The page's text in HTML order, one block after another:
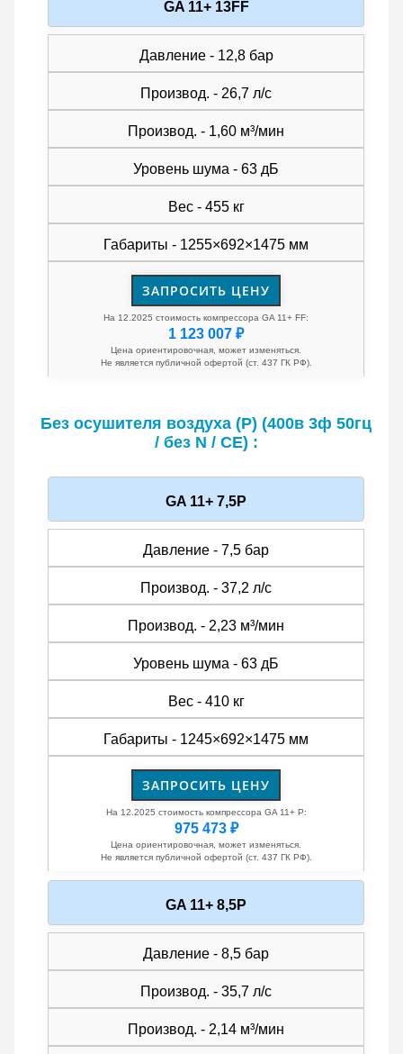
GA 11+ 13FF
Давление - 12,8 бар
Производ. - 26,7 л/с
Производ. - 1,60 м³/мин
Уровень шума - 63 дБ
Вес - 455 кг
Габариты - 1255×692×1475 мм
ЗАПРОСИТЬ ЦЕНУ
На 12.2025 стоимость компрессора GA 11+ FF:
1 123 007 ₽
Цена ориентировочная, может изменяться.
Не является публичной офертой (ст. 437 ГК РФ).
Без осушителя воздуха (P) (400в 3ф 50гц
/ без N / CE) :
GA 11+ 7,5P
Давление - 7,5 бар
Производ. - 37,2 л/с
Производ. - 2,23 м³/мин
Уровень шума - 63 дБ
Вес - 410 кг
Габариты - 1245×692×1475 мм
ЗАПРОСИТЬ ЦЕНУ
На 12.2025 стоимость компрессора GA 11+ P:
975 473 ₽
Цена ориентировочная, может изменяться.
Не является публичной офертой (ст. 437 ГК РФ).
GA 11+ 8,5P
Давление - 8,5 бар
Производ. - 35,7 л/с
Производ. - 2,14 м³/мин